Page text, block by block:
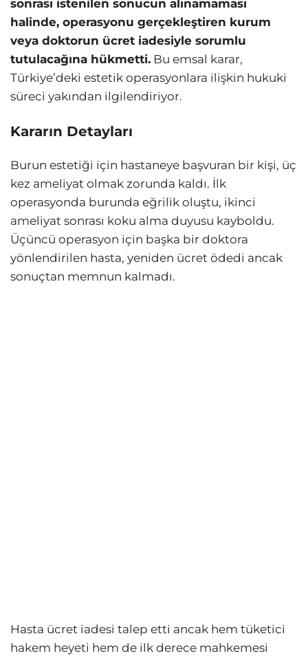
sonrası istenilen sonucun alınamaması
halinde, operasyonu gerçekleştiren kurum
veya doktorun ücret iadesiyle sorumlu
tutulacağına hükmetti. Bu emsal karar,
Türkiye’deki estetik operasyonlara ilişkin hukuki
süreci yakından ilgilendiriyor.
Kararın Detayları
Burun estetiği için hastaneye başvuran bir kişi, üç
kez ameliyat olmak zorunda kaldı. İlk
operasyonda burunda eğrilik oluştu, ikinci
ameliyat sonrası koku alma duyusu kayboldu.
Üçüncü operasyon için başka bir doktora
yönlendirilen hasta, yeniden ücret ödedi ancak
sonuçtan memnun kalmadı.
Hasta ücret iadesi talep etti ancak hem tüketici
hakem heyeti hem de ilk derece mahkemesi